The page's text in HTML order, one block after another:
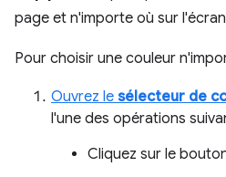
page et n'importe où sur
Pour choisir une couleur
Ouvrez le sélecteur de
l'une des opérations
Cliquez sur le